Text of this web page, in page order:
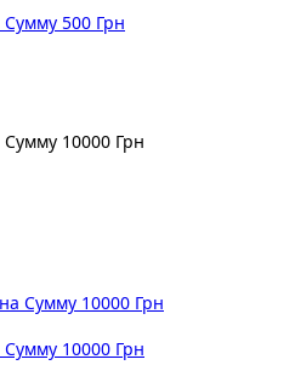
500 Грн
10000 Грн
10000 Грн